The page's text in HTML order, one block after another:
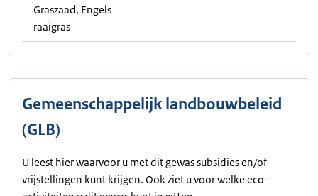
Graszaad, Engels
raaigras
Gemeenschappelijk landbouwbeleid
(GLB)
U leest hier waarvoor u met dit gewas subsidies en/of
vrijstellingen kunt krijgen. Ook ziet u voor welke eco-